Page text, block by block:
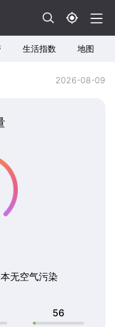
生活指数 地图
2026-08-09
无空气污染
56